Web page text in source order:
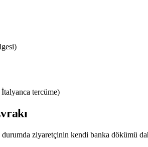
tercüme)
ziyaretçinin kendi banka dökümü